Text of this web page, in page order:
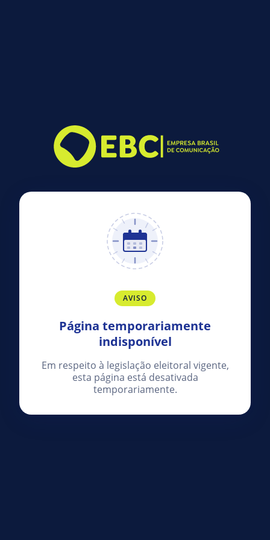
AVISO
Página temporariamente
indisponível
Em respeito à legislação eleitoral vigente,
esta página está desativada
temporariamente.